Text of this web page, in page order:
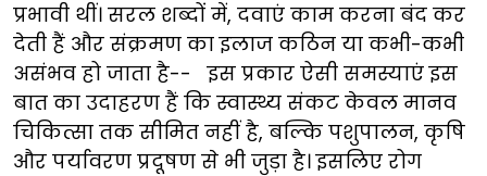
प्रभावी थीं। सरल शब्दों में, दवाएं काम करना बंद कर
देती हैं और संक्रमण का इलाज कठिन या कभी-कभी
असंभव हो जाता है-- इस प्रकार ऐसी समस्याएं इस
बात का उदाहरण हैं कि स्वास्थ्य संकट केवल मानव
चिकित्सा तक सीमित नहीं है, बल्कि पशुपालन, कृषि
और पर्यावरण प्रदूषण से भी जुड़ा है। इसलिए रोग